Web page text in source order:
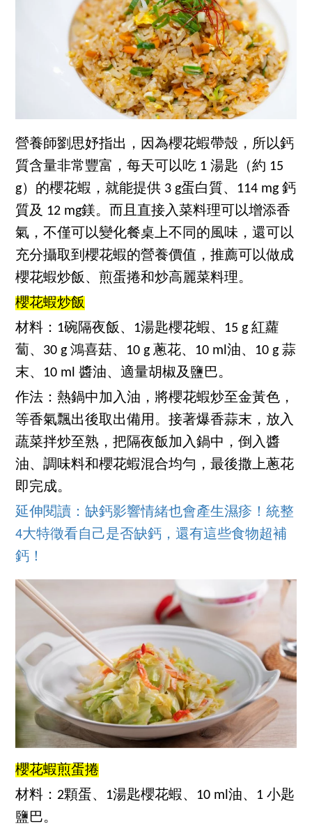
營養師劉思妤指出，因為櫻花蝦帶殼，所以鈣
質含量非常豐富，每天可以吃 1 湯匙（約 15
g）的櫻花蝦，就能提供 3 g蛋白質、114 mg 鈣
質及 12 mg鎂。而且直接入菜料理可以增添香
氣，不僅可以變化餐桌上不同的風味，還可以
充分攝取到櫻花蝦的營養價值，推薦可以做成
櫻花蝦炒飯、煎蛋捲和炒高麗菜料理。
櫻花蝦炒飯
材料：1碗隔夜飯、1湯匙櫻花蝦、15 g 紅蘿
蔔、30 g 鴻喜菇、10 g 蔥花、10 ml油、10 g 蒜
末、10 ml 醬油、適量胡椒及鹽巴。
作法：熱鍋中加入油，將櫻花蝦炒至金黃色，
等香氣飄出後取出備用。接著爆香蒜末，放入
蔬菜拌炒至熟，把隔夜飯加入鍋中，倒入醬
油、調味料和櫻花蝦混合均勻，最後撒上蔥花
即完成。
延伸閱讀：缺鈣影響情緒也會產生濕疹！統整
4大特徵看自己是否缺鈣，還有這些食物超補
鈣！
櫻花蝦煎蛋捲
材料：2顆蛋、1湯匙櫻花蝦、10 ml油、1 小匙
鹽巴。